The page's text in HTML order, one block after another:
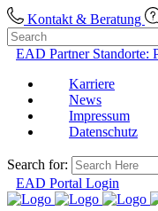
Kontakt & Beratung
EAD Partner Standorte:
Karriere
News
Impressum
Datenschutz
Search for:
EAD Portal Login